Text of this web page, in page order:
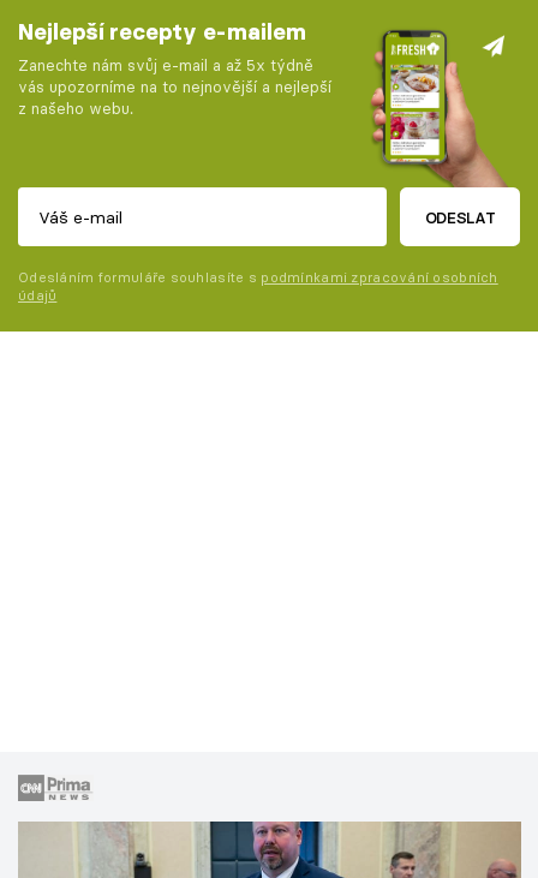
Nejlepší recepty e-mailem
Zanechte nám svůj e-mail a až 5x týdně
vás upozorníme na to nejnovější a nejlepší
z našeho webu.
ODESLAT
Odesláním formuláře souhlasíte s podmínkami zpracování osobních
údajů